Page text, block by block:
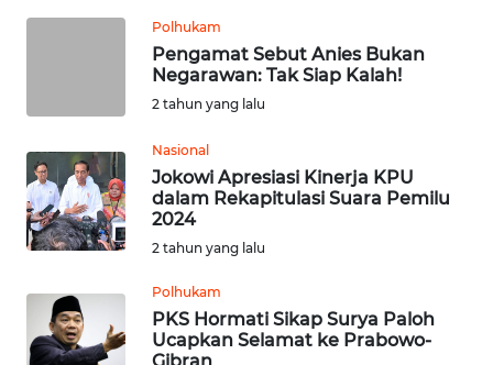
Polhukam
Pengamat Sebut Anies Bukan
Negarawan: Tak Siap Kalah!
2 tahun yang lalu
Nasional
Jokowi Apresiasi Kinerja KPU
dalam Rekapitulasi Suara Pemilu
2024
2 tahun yang lalu
Polhukam
PKS Hormati Sikap Surya Paloh
Ucapkan Selamat ke Prabowo-
WN
SUMEDANG
WN
CIANJUR
WN
KEPULAUAN
SERIBU